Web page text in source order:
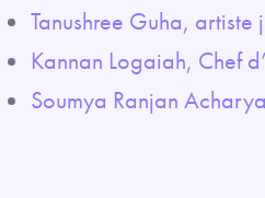
Tanushree Guha, artiste
Kannan Logaiah, Chef
Soumya Ranjan